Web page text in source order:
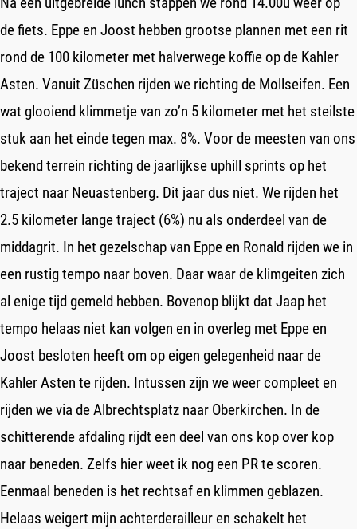
de fiets. Eppe en Joost hebben grootse plannen met een rit
rond de 100 kilometer met halverwege koffie op de Kahler
Asten. Vanuit Züschen rijden we richting de Mollseifen. Een
wat glooiend klimmetje van zo’n 5 kilometer met het steilste
stuk aan het einde tegen max. 8%. Voor de meesten van ons
bekend terrein richting de jaarlijkse uphill sprints op het
traject naar Neuastenberg. Dit jaar dus niet. We rijden het
2.5 kilometer lange traject (6%) nu als onderdeel van de
middagrit. In het gezelschap van Eppe en Ronald rijden we in
een rustig tempo naar boven. Daar waar de klimgeiten zich
al enige tijd gemeld hebben. Bovenop blijkt dat Jaap het
tempo helaas niet kan volgen en in overleg met Eppe en
Joost besloten heeft om op eigen gelegenheid naar de
Kahler Asten te rijden. Intussen zijn we weer compleet en
rijden we via de Albrechtsplatz naar Oberkirchen. In de
schitterende afdaling rijdt een deel van ons kop over kop
naar beneden. Zelfs hier weet ik nog een PR te scoren.
Eenmaal beneden is het rechtsaf en klimmen geblazen.
Helaas weigert mijn achterderailleur en schakelt het